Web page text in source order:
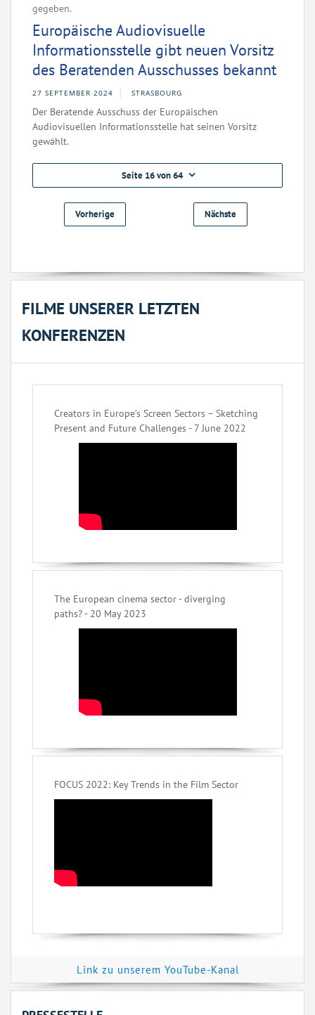
gegeben.
Europäische Audiovisuelle
Informationsstelle gibt neuen Vorsitz
des Beratenden Ausschusses bekannt
27 SEPTEMBER 2024 STRASBOURG
Der Beratende Ausschuss der Europäischen
Audiovisuellen Informationsstelle hat seinen Vorsitz
gewählt.
Seite 16 von 64
Vorherige Nächste
FILME UNSERER LETZTEN
KONFERENZEN
Creators in Europe’s Screen Sectors – Sketching
Present and Future Challenges - 7 June 2022
The European cinema sector - diverging
paths? - 20 May 2023
FOCUS 2022: Key Trends in the Film Sector
Link zu unserem YouTube-Kanal